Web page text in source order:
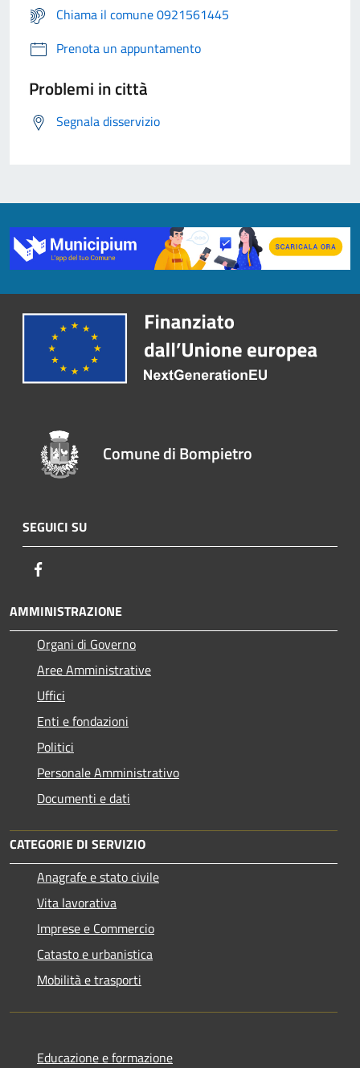
Chiama il comune 0921561445
Prenota un appuntamento
Problemi in città
Segnala disservizio
Comune di Bompietro
SEGUICI SU
AMMINISTRAZIONE
Organi di Governo
Aree Amministrative
Uffici
Enti e fondazioni
Politici
Personale Amministrativo
Documenti e dati
CATEGORIE DI SERVIZIO
Anagrafe e stato civile
Vita lavorativa
Imprese e Commercio
Catasto e urbanistica
Mobilità e trasporti
Educazione e formazione